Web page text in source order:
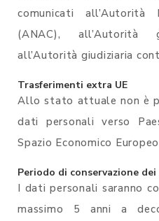
comunicati all’Autorità
(ANAC), all’Autorità
all’Autorità giudiziaria
Trasferimenti extra UE
Allo stato attuale non è
dati personali verso
Spazio Economico
Periodo di conservazione
I dati personali saranno
massimo 5 anni a